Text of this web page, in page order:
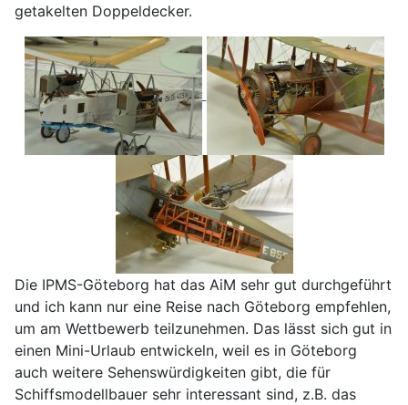
getakelten Doppeldecker.
Die IPMS-Göteborg hat das AiM sehr gut durchgeführt
und ich kann nur eine Reise nach Göteborg empfehlen,
um am Wettbewerb teilzunehmen. Das lässt sich gut in
einen Mini-Urlaub entwickeln, weil es in Göteborg
auch weitere Sehenswürdigkeiten gibt, die für
Schiffsmodellbauer sehr interessant sind, z.B. das